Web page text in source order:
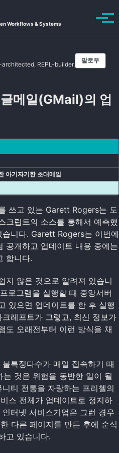
Workflows & Systems
Toggle
토
REPL-builder.
팔로우
메일(GMail)의 업
아기자기한 초대메일
쓰고 있는 Garett Rogers는 도
크립트의 소스를 통해서 예측했
니다. Garett Rogers는 이번에
공개하고 업데이트 내용 중에는
합니다.
지 않은 것으로 알려져 있습니
로그램을 실행할 때 중앙서버
있으면 업데이트를 한 후 실행
레프트가 그렇고, 최신 정보가
도 오래전부터 이런 방식을 채
특정다수가 매일 접속하기 때
것은 위험을 동반한 일이 될
티 전통을 자랑하는 프리첼의
스 전체가 업데이트로 정지하
터넷 서비스기업은 그런 경우
다른 페이지를 만든 후에 순식
고 있습니다.